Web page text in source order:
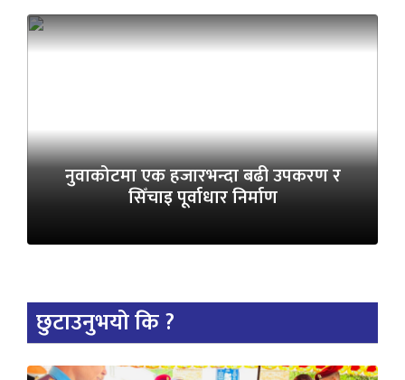
नुवाकोटमा एक हजारभन्दा बढी उपकरण र
सिँचाइ पूर्वाधार निर्माण
छुटाउनुभयो कि ?